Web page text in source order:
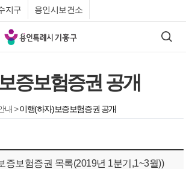
지구 용인시보건소
기
흥
청
검색
증보험증권 공개
내 >이행(하자)보증보험증권 공개
증보험증권 목록(2019년 1분기,1~3월))